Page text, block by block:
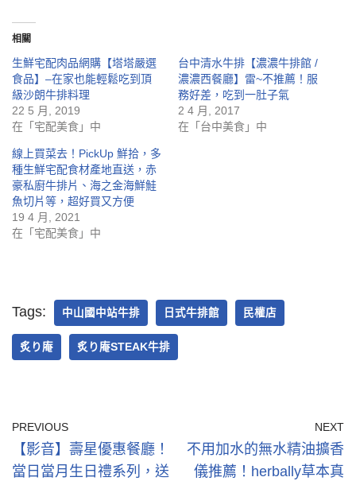
相關
生鮮宅配肉品網購【塔塔嚴選
食品】–在家也能輕鬆吃到頂
級沙朗牛排料理
22 5 月, 2019
在「宅配美食」中
台中清水牛排【濃濃牛排館 /
濃濃西餐廳】雷~不推薦！服
務好差，吃到一肚子氣
2 4 月, 2017
在「台中美食」中
線上買菜去！PickUp 鮮拾，多
種生鮮宅配食材產地直送，赤
豪私廚牛排片、海之金海鮮鮭
魚切片等，超好買又方便
19 4 月, 2021
在「宅配美食」中
Tags: 中山國中站牛排 日式牛排館 民權店
炙り庵 炙り庵STEAK牛排
PREVIOUS
【影音】壽星優惠餐廳！
當日當月生日禮系列，送
NEXT
不用加水的無水精油擴香
儀推薦！herbally草本真